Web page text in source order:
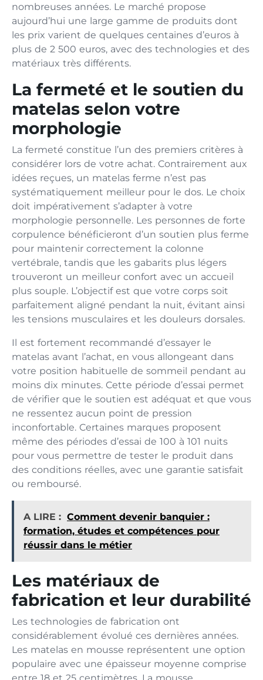
nombreuses années. Le marché propose
aujourd’hui une large gamme de produits dont
les prix varient de quelques centaines d’euros à
plus de 2 500 euros, avec des technologies et des
matériaux très différents.
La fermeté et le soutien du
matelas selon votre
morphologie
La fermeté constitue l’un des premiers critères à
considérer lors de votre achat. Contrairement aux
idées reçues, un matelas ferme n’est pas
systématiquement meilleur pour le dos. Le choix
doit impérativement s’adapter à votre
morphologie personnelle. Les personnes de forte
corpulence bénéficieront d’un soutien plus ferme
pour maintenir correctement la colonne
vertébrale, tandis que les gabarits plus légers
trouveront un meilleur confort avec un accueil
plus souple. L’objectif est que votre corps soit
parfaitement aligné pendant la nuit, évitant ainsi
les tensions musculaires et les douleurs dorsales.
Il est fortement recommandé d’essayer le
matelas avant l’achat, en vous allongeant dans
votre position habituelle de sommeil pendant au
moins dix minutes. Cette période d’essai permet
de vérifier que le soutien est adéquat et que vous
ne ressentez aucun point de pression
inconfortable. Certaines marques proposent
même des périodes d’essai de 100 à 101 nuits
pour vous permettre de tester le produit dans
des conditions réelles, avec une garantie satisfait
ou remboursé.
A LIRE : Comment devenir banquier :
formation, études et compétences pour
réussir dans le métier
Les matériaux de
fabrication et leur durabilité
Les technologies de fabrication ont
considérablement évolué ces dernières années.
Les matelas en mousse représentent une option
populaire avec une épaisseur moyenne comprise
entre 18 et 25 centimètres. La mousse